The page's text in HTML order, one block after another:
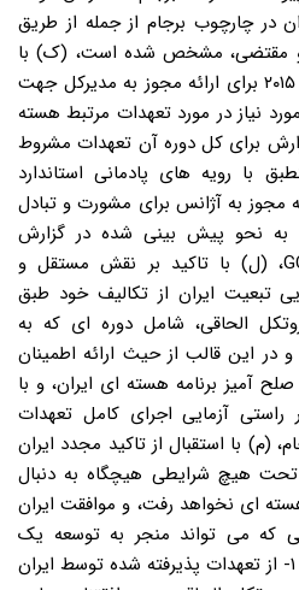
در چارچوب برجام از جمله از طریق
مقتضی، مشخص شده است، (ک) با
یادآوری تصمیم مورخ ۲۵ اوت ۲۰۱۵ برای ارائه مجوز به مدیرکل جهت
نیاز در مورد تعهدات مرتبط هسته
برای کل دوره آن تعهدات مشروط
با رویه های پادمانی استاندارد
مجوز به آژانس برای مشورت و تبادل
به نحو پیش بینی شده در گزارش
مدیرکل در سند GOV/2015/53، (ل) با تاکید بر نقش مستقل و
تبعیت ایران از تکالیف خود طبق
الحاقی، شامل دوره ای که به
این قالب از حیث ارائه اطمینان
آمیز برنامه هسته ای ایران، و با
آزمایی اجرای کامل تعهدات
(م) با استقبال از تاکید مجدد ایران
تحت هیچ شرایطی هیچگاه به دنبال
ای نخواهد رفت، و موافقت ایران
که می تواند منجر به توسعه یک
وسیله انفجاری هسته ای شود، ۱- از تعهدات پذیرفته شده توسط ایران